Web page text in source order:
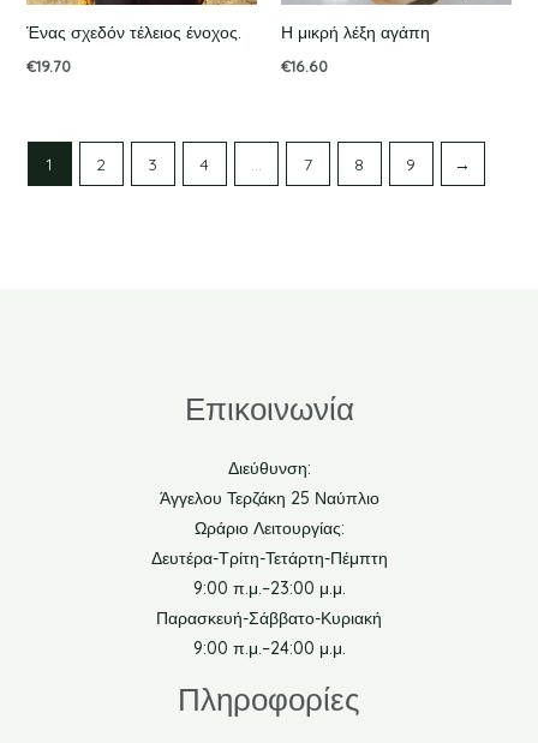
Ένας σχεδόν τέλειος ένοχος.
€19.70
Η μικρή λέξη αγάπη
€16.60
1 2 3 4 … 7 8 9 →
Επικοινωνία
Διεύθυνση:
Άγγελου Τερζάκη 25 Ναύπλιο
Ωράριο Λειτουργίας:
Δευτέρα-Τρίτη-Τετάρτη-Πέμπτη
9:00 π.μ.–23:00 μ.μ.
Παρασκευή-Σάββατο-Κυριακή
9:00 π.μ.–24:00 μ.μ.
Πληροφορίες